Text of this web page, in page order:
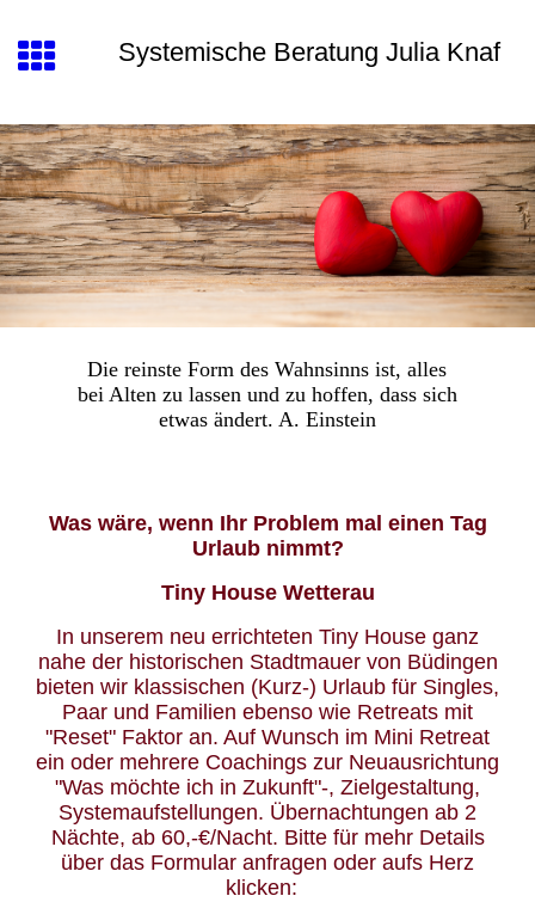
Systemische Beratung Julia Knaf
Die reinste Form des Wahnsinns ist, alles
bei Alten zu lassen und zu hoffen, dass sich
etwas ändert. A. Einstein
Was wäre, wenn Ihr Problem mal einen Tag
Urlaub nimmt?
Tiny House Wetterau
In unserem neu errichteten Tiny House ganz
nahe der historischen Stadtmauer von Büdingen
bieten wir klassischen (Kurz-) Urlaub für Singles,
Paar und Familien ebenso wie Retreats mit
"Reset" Faktor an. Auf Wunsch im Mini Retreat
ein oder mehrere Coachings zur Neuausrichtung
"Was möchte ich in Zukunft"-, Zielgestaltung,
Systemaufstellungen. Übernachtungen ab 2
Nächte, ab 60,-€/Nacht. Bitte für mehr Details
über das Formular anfragen oder aufs Herz
klicken: